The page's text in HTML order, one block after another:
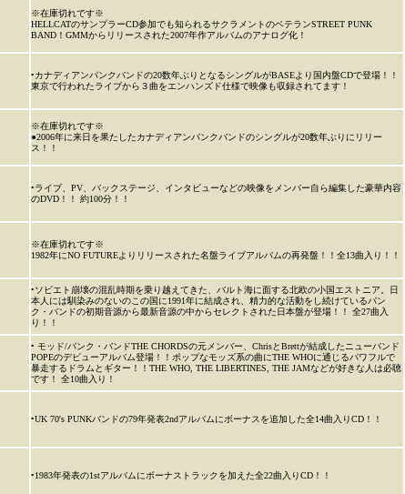
※在庫切れです※
HELLCATのサンプラーCD参加でも知られるサクラメントのベテランSTREET PUNK
BAND！GMMからリリースされた2007年作アルバムのアナログ化！
•カナディアンパンクバンドの20数年ぶりとなるシングルがBASEより国内盤CDで登場！！
東京で行われたライブから３曲をエンハンズド仕様で映像も収録されてます！
※在庫切れです※
●2006年に来日を果たしたカナディアンパンクバンドのシングルが20数年ぶりにリリー
ス！！
•ライブ、PV、バックステージ、インタビューなどの映像をメンバー自ら編集した豪華内容
のDVD！！ 約100分！！
※在庫切れです※
1982年にNO FUTUREよりリリースされた名盤ライブアルバムの再発盤！！全13曲入り！！
•ソビエト崩壊の混乱時期を乗り越えてきた、バルト海に面する北欧の小国エストニア。日
本人には馴染みのないのこの国に1991年に結成され、精力的な活動をし続けているパン
ク・バンドの初期音源から最新音源の中からセレクトされた日本盤が登場！！ 全27曲入
り！！
• モッド/パンク・バンドTHE CHORDSの元メンバー、ChrisとBrettが結成したニューバンド
POPEのデビューアルバム登場！！ポップなモッズ系の曲にTHE WHOに通じるパワフルで
暴走するドラムとギター！！THE WHO, THE LIBERTINES, THE JAMなどが好きな人は必聴
です！ 全10曲入り！
•UK 70's PUNKバンドの79年発表2ndアルバムにボーナスを追加した全14曲入りCD！！
•1983年発表の1stアルバムにボーナストラックを加えた全22曲入りCD！！